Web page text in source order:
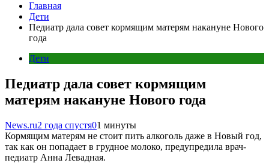
Главная
Дети
Педиатр дала совет кормящим матерям накануне Нового
года
Дети
Педиатр дала совет кормящим
матерям накануне Нового года
News.ru2 года спустя01 минуты
Кормящим матерям не стоит пить алкоголь даже в Новый год,
так как он попадает в грудное молоко, предупредила врач-
педиатр Анна Левадная.